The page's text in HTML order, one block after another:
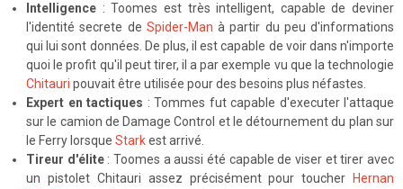
Intelligence : Toomes est très intelligent, capable de deviner
l'identité secrete de Spider-Man à partir du peu d'informations
qui lui sont données. De plus, il est capable de voir dans n'importe
quoi le profit qu'il peut tirer, il a par exemple vu que la technologie
Chitauri pouvait être utilisée pour des besoins plus néfastes.
Expert en tactiques : Tommes fut capable d'executer l'attaque
sur le camion de Damage Control et le détournement du plan sur
le Ferry lorsqueStarkest arrivé.
Tireur d'élite: Toomes a aussi été capable de viser et tirer avec
un pistolet Chitauri assez précisément pour toucher
Hernan